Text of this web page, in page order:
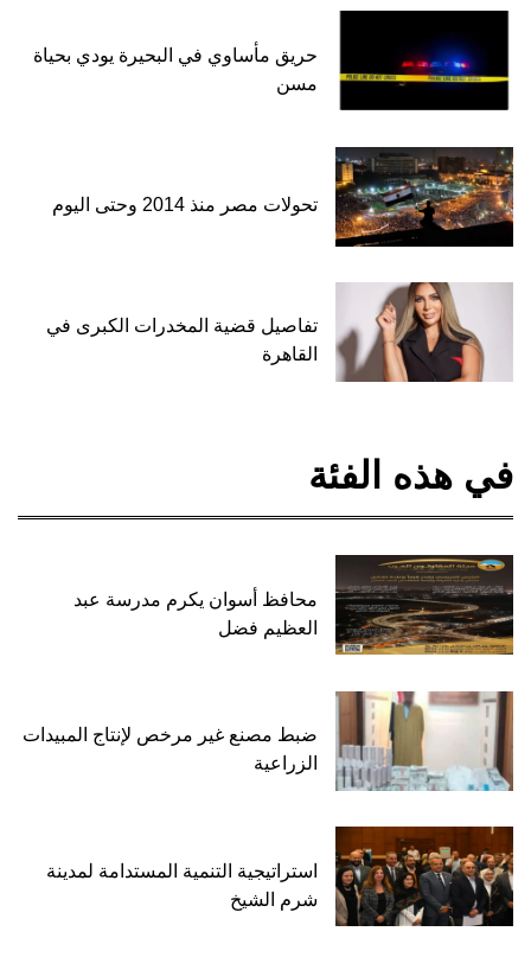
حريق مأساوي في البحيرة يودي بحياة
مسن
تحولات مصر منذ 2014 وحتى اليوم
تفاصيل قضية المخدرات الكبرى في
القاهرة
في هذه الفئة
محافظ أسوان يكرم مدرسة عبد
العظيم فضل
ضبط مصنع غير مرخص لإنتاج المبيدات
الزراعية
استراتيجية التنمية المستدامة لمدينة
شرم الشيخ